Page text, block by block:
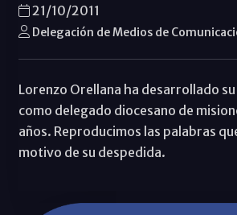
21/10/2011
Delegación de Medios de
Lorenzo Orellana ha desarrollado
como delegado diocesano de
años. Reproducimos las palabras
motivo de su despedida.